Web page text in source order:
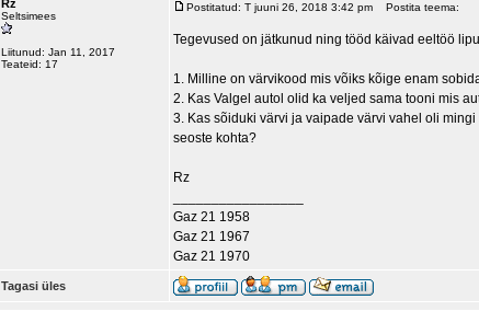
Rz
Seltsimees
Liitunud: Jan 11, 2017
Teateid: 17
Postitatud: T juuni 26, 2018 3:42 pm Postita teema:
Tegevused on jätkunud ning tööd käivad eeltöö
1. Milline on värvikood mis võiks kõige enam
2. Kas Valgel autol olid ka veljed sama tooni mis
3. Kas sõiduki värvi ja vaipade värvi vahel oli
seoste kohta?
Rz
Gaz 21 1958
Gaz 21 1967
Gaz 21 1970
Tagasi üles